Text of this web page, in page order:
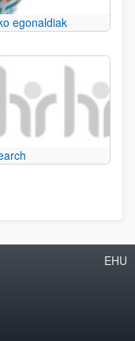
egonaldiak
EHU